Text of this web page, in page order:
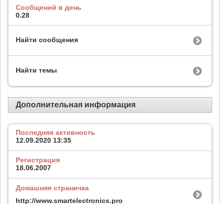
Сообщений в день
0.28
Найти сообщения
Найти темы
Дополнительная информация
Последняя активность
12.09.2020 13:35
Регистрация
18.06.2007
Домашняя страничка
http://www.smartelectronics.pro